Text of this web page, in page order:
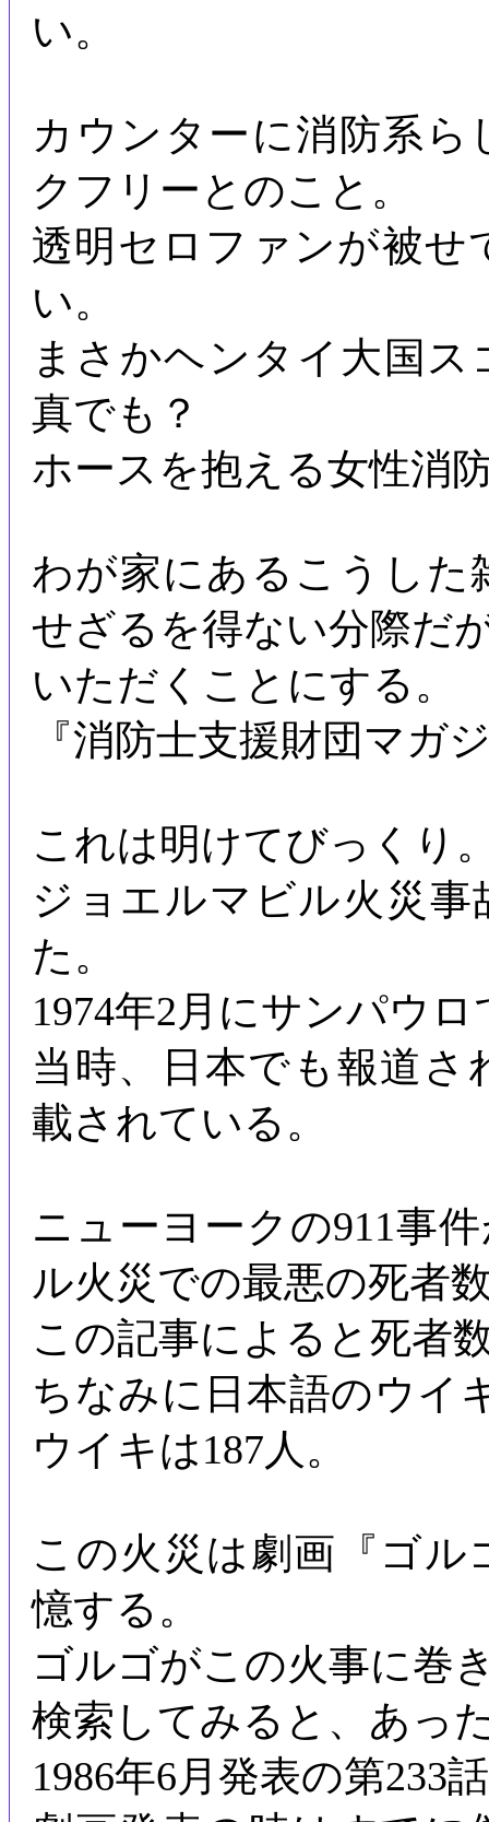
い。
カウンターに消防系
クフリーとのこと。
透明セロファンが被せ
い。
まさかヘンタイ大国
真でも？
ホースを抱える女性消
わが家にあるこうした
せざるを得ない分際だ
いただくことにする。
『消防士支援財団マガ
これは明けてびっくり
ジョエルマビル火災事
た。
1974年2月にサンパウ
当時、日本でも報道
載されている。
ニューヨークの911事
ル火災での最悪の死者
この記事によると死者
ちなみに日本語のウイ
ウイキは187人。
この火災は劇画『ゴル
憶する。
ゴルゴがこの火事に巻
検索してみると、あっ
1986年6月発表の第233